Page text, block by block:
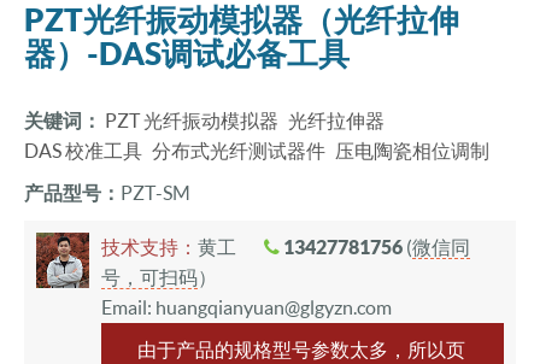
PZT光纤振动模拟器（光纤拉伸
器）-DAS调试必备工具
关键词： PZT 光纤振动模拟器 光纤拉伸器
DAS 校准工具 分布式光纤测试器件 压电陶瓷相位调制
产品型号： PZT-SM
技术支持： 黄工 13427781756 (微信同
号，可扫码）
Email: huangqianyuan@glgyzn.com
由于产品的规格型号参数太多，所以页